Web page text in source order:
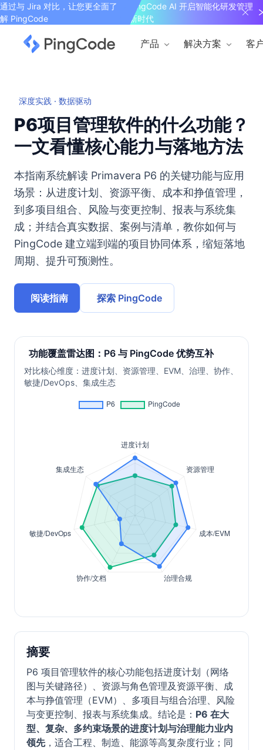
通过与 Jira 对比，让您更全面了
解 PingCode
PingCode AI 开启智能化研发管理
新时代
产品 解决方案 客
深度实践 · 数据驱动
P6项目管理软件的什么功能？
一文看懂核心能力与落地方法
本指南系统解读 Primavera P6 的关键功能与应用
场景：从进度计划、资源平衡、成本和挣值管理，
到多项目组合、风险与变更控制、报表与系统集
成；并结合真实数据、案例与清单，教你如何与
PingCode 建立端到端的项目协同体系，缩短落地
周期、提升可预测性。
阅读指南 探索 PingCode
功能覆盖雷达图：P6 与 PingCode 优势互补
对比核心维度：进度计划、资源管理、EVM、治理、协作、
敏捷/DevOps、集成生态
摘要
P6 项目管理软件的核心功能包括进度计划（网络
图与关键路径）、资源与角色管理及资源平衡、成
本与挣值管理（EVM）、多项目与组合治理、风险
与变更控制、报表与系统集成。结论是： P6 在大
型、复杂、多约束场景的进度计划与治理能力业内
领先，适合工程、制造、能源等高复杂度行业；同